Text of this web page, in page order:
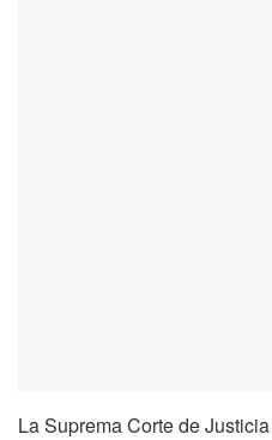
La Suprema Corte de